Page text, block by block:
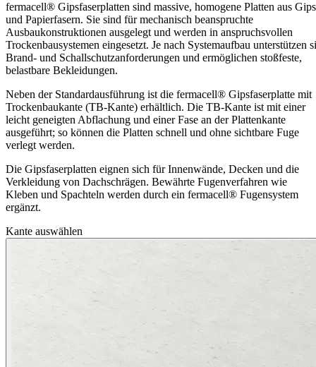
fermacell® Gipsfaserplatten sind massive, homogene Platten aus Gips
und Papierfasern. Sie sind für mechanisch beanspruchte
Ausbaukonstruktionen ausgelegt und werden in anspruchsvollen
Trockenbausystemen eingesetzt. Je nach Systemaufbau unterstützen
Brand- und Schallschutzanforderungen und ermöglichen stoßfeste,
belastbare Bekleidungen.
Neben der Standardausführung ist die fermacell® Gipsfaserplatte mit
Trockenbaukante (TB-Kante) erhältlich. Die TB-Kante ist mit einer
leicht geneigten Abflachung und einer Fase an der Plattenkante
ausgeführt; so können die Platten schnell und ohne sichtbare Fuge
verlegt werden.
Die Gipsfaserplatten eignen sich für Innenwände, Decken und die
Verkleidung von Dachschrägen. Bewährte Fugenverfahren wie
Kleben und Spachteln werden durch ein fermacell® Fugensystem
ergänzt.
Kante auswählen